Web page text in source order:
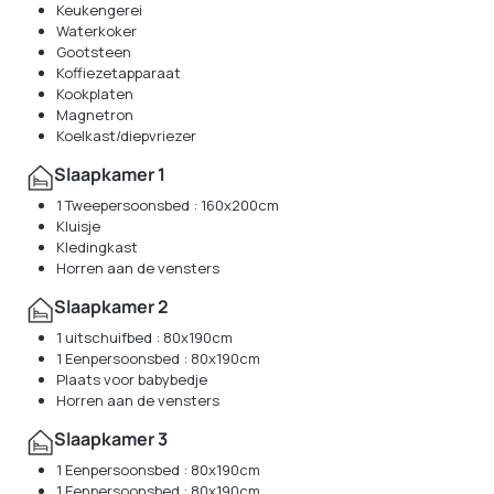
Keukengerei
Waterkoker
Gootsteen
Koffiezetapparaat
Kookplaten
Magnetron
Koelkast/diepvriezer
Slaapkamer 1
1 Tweepersoonsbed : 160x200cm
Kluisje
Kledingkast
Horren aan de vensters
Slaapkamer 2
1 uitschuifbed : 80x190cm
1 Eenpersoonsbed : 80x190cm
Plaats voor babybedje
Horren aan de vensters
Slaapkamer 3
1 Eenpersoonsbed : 80x190cm